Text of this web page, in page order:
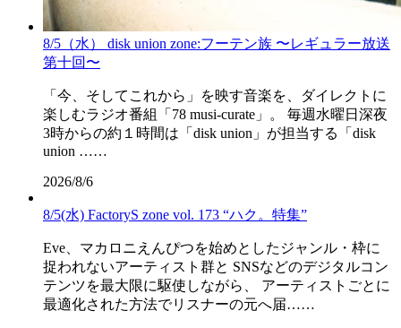
8/5（水） disk union zone:フーテン族 〜レギュラー放送
第十回〜
「今、そしてこれから」を映す音楽を、ダイレクトに
楽しむラジオ番組「78 musi-curate」。 毎週水曜日深夜
3時からの約１時間は「disk union」が担当する「disk
union ……
2026/8/6
8/5(水) FactoryS zone vol. 173 “ハク。特集”
Eve、マカロニえんぴつを始めとしたジャンル・枠に
捉われないアーティスト群と SNSなどのデジタルコン
テンツを最大限に駆使しながら、 アーティストごとに
最適化された方法でリスナーの元へ届……